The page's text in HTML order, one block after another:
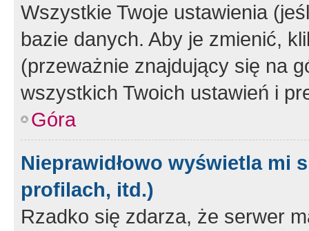
Wszystkie Twoje ustawienia
bazie danych. Aby je zmienić,
(przeważnie znajdujący się na
wszystkich Twoich ustawień i
Góra
Nieprawidłowo wyświetla mi
profilach, itd.)
Rzadko się zdarza, że serwer